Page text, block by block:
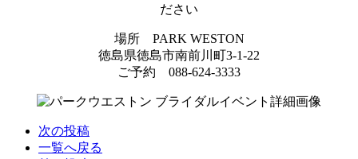
ださい
場所 PARK WESTON
徳島県徳島市南前川町3-1-22
ご予約 088-624-3333
次の投稿
一覧へ戻る